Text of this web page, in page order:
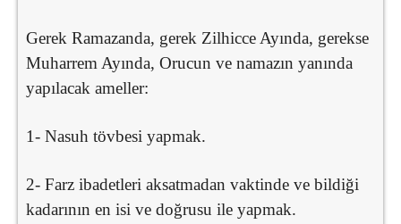
Gerek Ramazanda, gerek Zilhicce Ayında, gerekse
Muharrem Ayında, Orucun ve namazın yanında
yapılacak ameller:
1- Nasuh tövbesi yapmak.
2- Farz ibadetleri aksatmadan vaktinde ve bildiği
kadarının en isi ve doğrusu ile yapmak.